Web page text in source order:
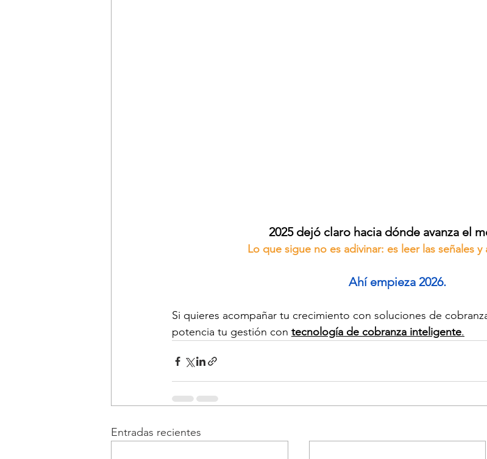
2025 dejó claro hacia dónde avanza el
Lo que sigue no es adivinar: es leer las señales y
Ahí empieza 2026.
Si quieres acompañar tu crecimiento con soluciones de
potencia tu gestión con tecnología de cobranza inteligente.
Entradas recientes